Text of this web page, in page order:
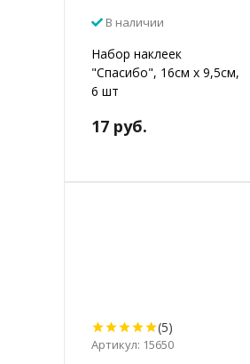
В наличии
Набор наклеек
"Спасибо", 16см х 9,5см,
6 шт
17 руб.
(5)
Артикул: 15650